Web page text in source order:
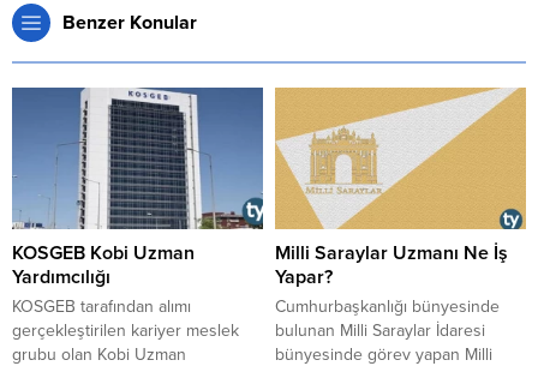
Benzer Konular
KOSGEB Kobi Uzman
Yardımcılığı
KOSGEB tarafından alımı
gerçekleştirilen kariyer meslek
grubu olan Kobi Uzman
Milli Saraylar Uzmanı Ne İş
Yapar?
Cumhurbaşkanlığı bünyesinde
bulunan Milli Saraylar İdaresi
bünyesinde görev yapan Milli